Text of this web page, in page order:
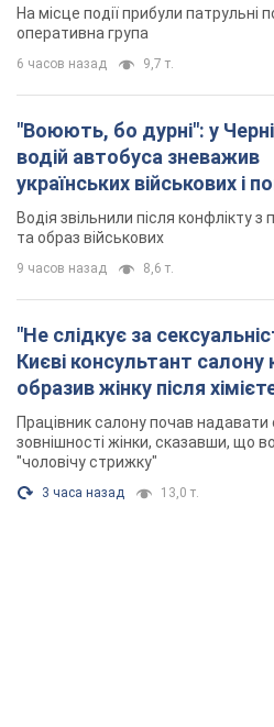
На місце події прибули патрульні
оперативна група
6 часов назад 9,7 т.
"Воюють, бо дурні": у
водій автобуса зневажив
українських військових і
Відео
Водія звільнили після конфлікту
та образ військових
9 часов назад 8,6 т.
"Не слідкує за
Києві консультант салону
образив жінку після
розгорівся скандал. Фото
Працівник салону почав надавати
зовнішності жінки, сказавши, що
"чоловічу стрижку"
3 часа назад 13,0 т.